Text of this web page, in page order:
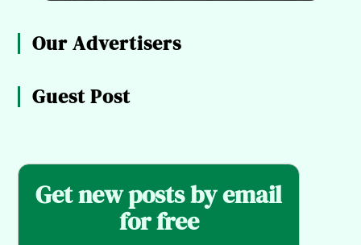
Our Advertisers
Guest Post
Get new posts by email
for free